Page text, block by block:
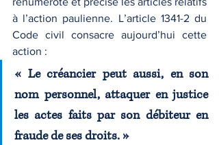
à l’action paulienne. L’article 1341-2 du
Code civil consacre aujourd’hui cette
action :
« Le créancier peut aussi, en son
nom personnel, attaquer en justice
les actes faits par son débiteur en
fraude de ses droits. »